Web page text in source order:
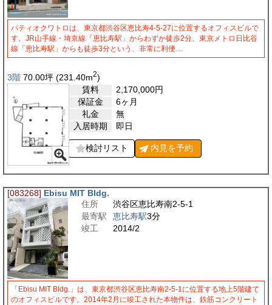
パティオクワトロは、東京都渋谷区恵比寿4-5-27に位置するオフィスビルで
す。JR山手線・埼京線「恵比寿駅」からわずか徒歩2分、東京メトロ日比谷
線「恵比寿駅」からも徒歩3分という、非常に利便…
3階 70.00坪 (231.40m2)
賃料
2,170,000円
保証金
6ヶ月
礼金
無
入居時期
即日
検討リスト 内見を予約
[083268] Ebisu MIT Bldg.
住所
渋谷区恵比寿南2-5-1
最寄駅
恵比寿駅3分
竣工
2014/2
「Ebisu MIT Bldg.」は、東京都渋谷区恵比寿南2-5-1に位置する地上5階建て
のオフィスビルです。2014年2月に竣工された本物件は、鉄筋コンクリート